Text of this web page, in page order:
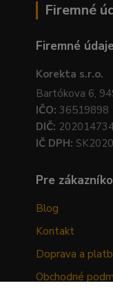
Firemné
Firemné údaje
Korekta s.r.o.
Bartókova 6,
IČO: 36519898
DIČ:
IČ DPH:
Pre
Blog
Kontakt
Doprava a
Obchodné